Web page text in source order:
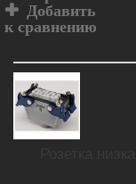
Добавить
к сравнению